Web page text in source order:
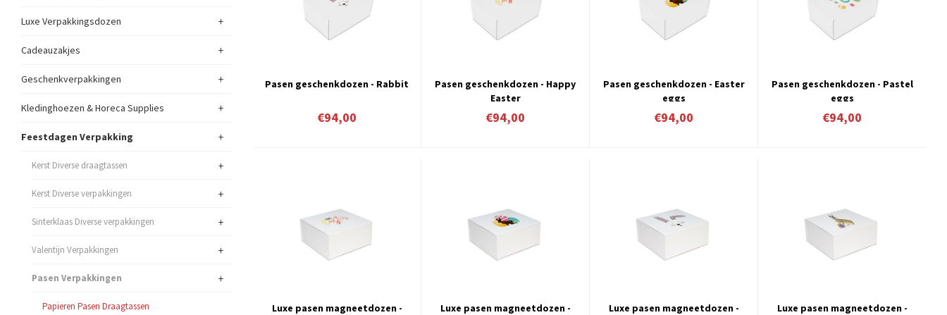
Luxe Verpakkingsdozen +
Cadeauzakjes +
Geschenkverpakkingen +
Kledinghoezen & Horeca Supplies +
Feestdagen Verpakking +
Kerst Diverse draagtassen +
Kerst Diverse verpakkingen +
Sinterklaas Diverse verpakkingen +
Valentijn Verpakkingen +
Pasen Verpakkingen +
Papieren Pasen Draagtassen
Pasen geschenkdozen - Rabbit
€94,00
Pasen geschenkdozen - Happy
Easter
€94,00
Pasen geschenkdozen - Easter
eggs
€94,00
Pasen geschenkdozen - Pastel
eggs
€94,00
Luxe pasen magneetdozen -
Luxe pasen magneetdozen -
Luxe pasen magneetdozen -
Luxe pasen magneetdozen -